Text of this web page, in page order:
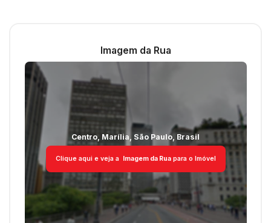
Imagem da Rua
Centro, Marília, São Paulo, Brasil
Clique aqui e veja a Imagem da Ruapara o Imóvel